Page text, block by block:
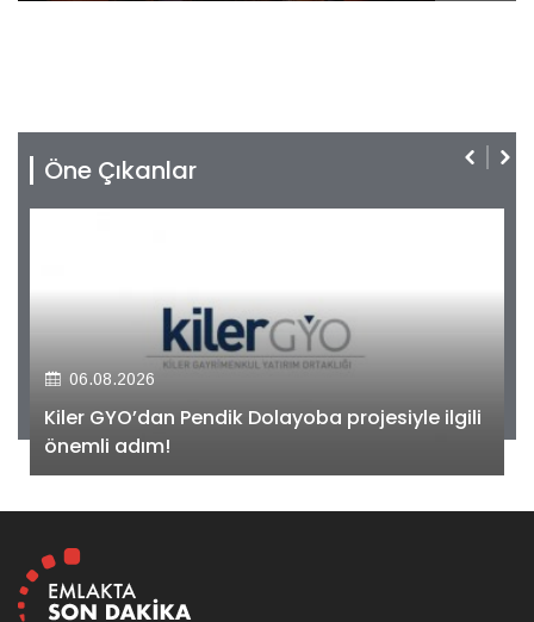
Öne Çıkanlar
06.08.2026
Kiler GYO’dan Pendik Dolayoba projesiyle ilgili
önemli adım!